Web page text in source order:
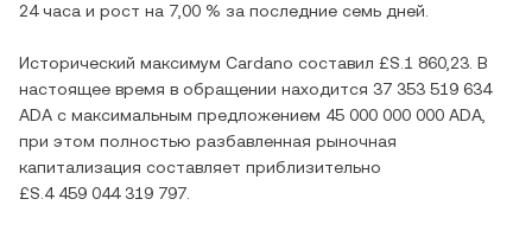
24 часа и рост на 7,00 % за последние семь дней.
Исторический максимум Cardano составил £S.1 860,23 . В
настоящее время в обращении находится 37 353 519 634
ADA с максимальным предложением 45 000 000 000 ADA
при этом полностью разбавленная рыночная
капитализация составляет приблизительно
£S.4 459 044 319 797